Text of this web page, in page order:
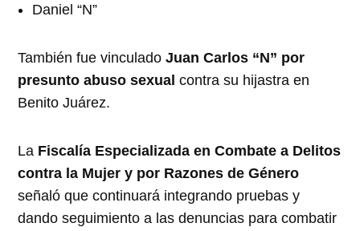
Daniel “N”
También fue vinculadoJuan Carlos “N” por
presunto abuso sexual contra su hijastra en
Benito Juárez.
La Fiscalía Especializada en Combate a Delitos
contra la Mujer y por Razones de Género
señaló que continuará integrando pruebas y
dando seguimiento a las denuncias para combatir